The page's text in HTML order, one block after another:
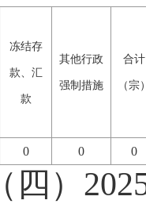
冻结存
款、汇
款
其他行政
强制措施
合计
（宗
0 0 0
（四）